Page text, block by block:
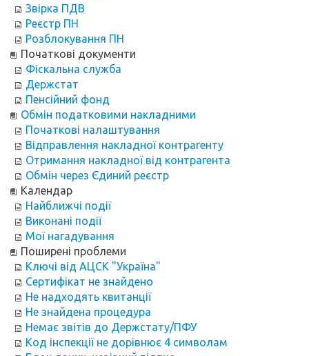
Звірка ПДВ
Реєстр ПН
Розблокування ПН
Початкові документи
Фіскальна служба
Держстат
Пенсійний фонд
Обмін податковими накладними
Початкові налаштування
Відправлення накладної контрагенту
Отримання накладної від контрагента
Обмін через Єдиний реєстр
Календар
Найближчі події
Виконані події
Мої нагадування
Поширені проблеми
Ключі від АЦСК "Україна"
Сертифікат не знайдено
Не надходять квитанції
Не знайдена процедура
Немає звітів до Держстату/ПФУ
Код інспекції не дорівнює 4 символам